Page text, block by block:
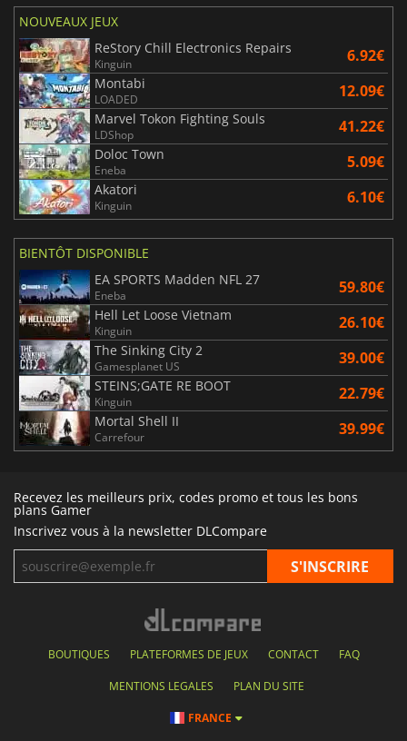
NOUVEAUX JEUX
ReStory Chill Electronics Repairs
Kinguin 6.92€
Montabi
LOADED 12.09€
Marvel Tokon Fighting Souls
LDShop 41.22€
Doloc Town
Eneba 5.09€
Akatori
Kinguin 6.10€
BIENTÔT DISPONIBLE
EA SPORTS Madden NFL 27
Eneba 59.80€
Hell Let Loose Vietnam
Kinguin 26.10€
The Sinking City 2
Gamesplanet US 39.00€
STEINS;GATE RE BOOT
Kinguin 22.79€
Mortal Shell II
Carrefour 39.99€
Recevez les meilleurs prix, codes promo et tous les bons
plans Gamer
Inscrivez vous à la newsletter DLCompare
BOUTIQUES PLATEFORMES DE JEUX CONTACT FAQ
MENTIONS LEGALES PLAN DU SITE
FRANCE